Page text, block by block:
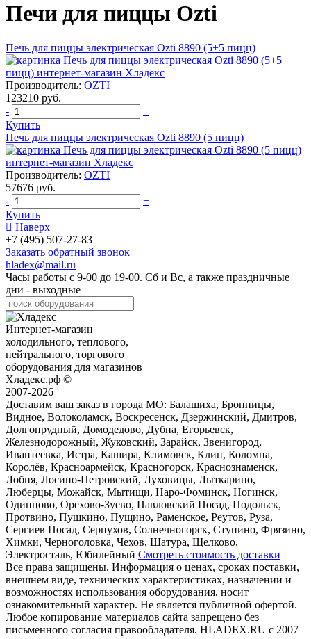
Печи для пиццы Ozti
Печь для пиццы электрическая Ozti 8890 (5+5 пицц)
Производитель: OZTI
123210 руб.
-
+
Купить
Печь для пиццы электрическая Ozti 8890 (5 пицц)
Производитель: OZTI
57676 руб.
-
+
Купить
Наверх
+7 (495) 507-27-83
Заказать обратный звонок
hladex@mail.ru
Часы работы с 9-00 до 19-00. Сб и Вс, а также праздничные
дни - выходные
Интернет-магазин
холодильного, теплового,
нейтрального, торгового
оборудования для магазинов
Хладекс.рф ©
2007-2026
Доставим ваш заказ в города МО: Балашиха, Бронницы,
Видное, Волоколамск, Воскресенск, Дзержинский, Дмитров,
Долгопрудный, Домодедово, Дубна, Егорьевск,
Железнодорожный, Жуковский, Зарайск, Звенигород,
Ивантеевка, Истра, Кашира, Климовск, Клин, Коломна,
Королёв, Красноармейск, Красногорск, Краснознаменск,
Лобня, Лосино-Петровский, Луховицы, Лыткарино,
Люберцы, Можайск, Мытищи, Наро-Фоминск, Ногинск,
Одинцово, Орехово-Зуево, Павловский Посад, Подольск,
Протвино, Пушкино, Пущино, Раменское, Реутов, Руза,
Сергиев Посад, Серпухов, Солнечногорск, Ступино, Фрязино,
Химки, Черноголовка, Чехов, Шатура, Щелково,
Электросталь, Юбилейный Смотреть стоимость доставки
Все права защищены. Информация о ценах, сроках поставки,
внешнем виде, технических характеристиках, назначении и
возможностях использования оборудования, носит
ознакомительный характер. Не является публичной офертой.
Любое копирование материалов сайта запрещено без
письменного согласия правообладателя. HLADEX.RU c 2007